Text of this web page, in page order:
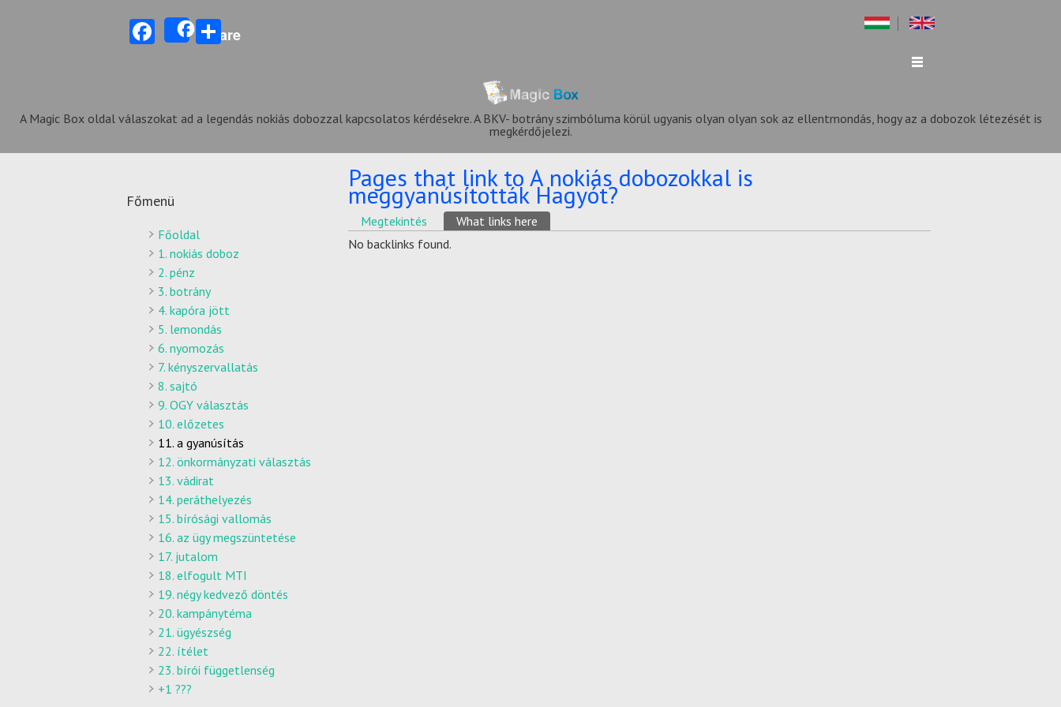
Facebook
ShareShare
A Magic Box oldal válaszokat ad a legendás nokiás dobozzal kapcsolatos kérdésekre. A BKV- botrány szimbóluma körül ugyanis olyan olyan sok az ellentmondás, hogy az a dobozok létezését is
megkérdőjelezi.
Főmenü
Főoldal
1. nokiás doboz
2. pénz
3. botrány
4. kapóra jött
5. lemondás
6. nyomozás
7. kényszervallatás
8. sajtó
9. OGY választás
10. előzetes
11. a gyanúsítás
12. önkormányzati választás
13. vádirat
14. peráthelyezés
15. bírósági vallomás
16. az ügy megszüntetése
17. jutalom
18. elfogult MTI
19. négy kedvező döntés
20. kampánytéma
21. ügyészség
22. ítélet
23. bírói függetlenség
+1 ???
Pages that link to A nokiás dobozokkal is
meggyanúsították Hagyót?
Elsődleges fülek
Megtekintés What links here
No backlinks found.